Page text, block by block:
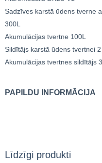
Sadzīves karstā ūdens tverne
300L
Akumulācijas tvertne 100L
Sildītājs karstā ūdens tvertnei 2
Akumulācijas tvertnes sildītājs
PAPILDU INFORMĀCIJA
Līdzīgi produkti